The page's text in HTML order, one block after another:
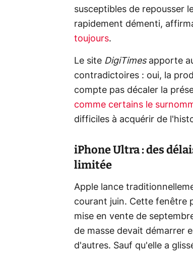
susceptibles de repousser
rapidement démenti,
toujours.
Le site DigiTimesapporte
contradictoires : oui, la
compte pas décaler la
comme certains le
difficiles à acquérir de
iPhone Ultra : des
limitée
Apple lance
courant juin. Cette fenêtre
mise en vente de
de masse devait démarrer
d'autres. Sauf qu'elle a